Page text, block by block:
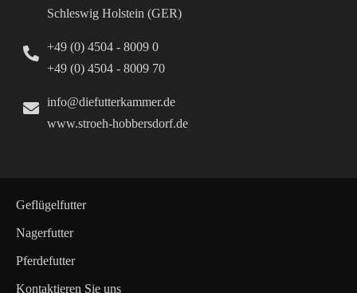
Schleswig Holstein (GER)
+49 (0) 4504 - 8009 0
+49 (0) 4504 - 8009 70
info@diefutterkammer.de
www.stroeh-hobbersdorf.de
Geflügelfutter
Nagerfutter
Pferdefutter
Kontaktieren Sie uns